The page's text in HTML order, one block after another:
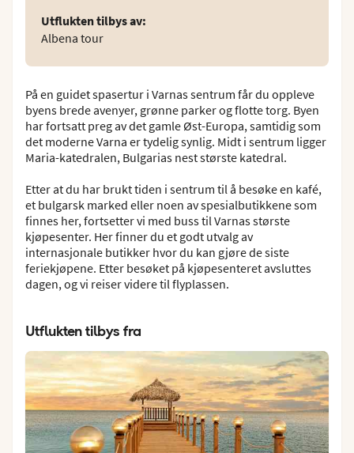
Utflukten tilbys av:
Albena tour
På en guidet spasertur i Varnas sentrum får du oppleve
byens brede avenyer, grønne parker og flotte torg. Byen
har fortsatt preg av det gamle Øst-Europa, samtidig som
det moderne Varna er tydelig synlig. Midt i sentrum ligger
Maria-katedralen, Bulgarias nest største katedral.
Etter at du har brukt tiden i sentrum til å besøke en kafé,
et bulgarsk marked eller noen av spesialbutikkene som
finnes her, fortsetter vi med buss til Varnas største
kjøpesenter. Her finner du et godt utvalg av
internasjonale butikker hvor du kan gjøre de siste
feriekjøpene. Etter besøket på kjøpesenteret avsluttes
dagen, og vi reiser videre til flyplassen.
Utflukten tilbys fra